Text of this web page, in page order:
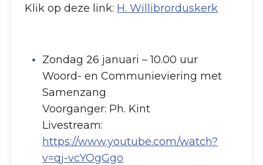
Klik op deze link: H. Willibrorduskerk
Zondag 26 januari – 10.00 uur
Woord- en Communieviering met
Samenzang
Voorganger: Ph. Kint
Livestream:
https://www.youtube.com/watch?
v=qj-vcYOgGgo